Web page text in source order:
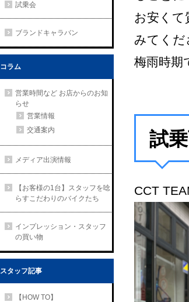
試乗会
ブランドキャラバン
コラム
営業時間など お店からのお知
らせ
営業情報
交通案内
メディア出演情報
【お客様の1台】スタッフを唸
らすこだわりのバイクたち
インプレッション・スタッフ
の買い物
スタッフ記事
【HOW TO】
お安くて
みてくだ
梅雨時期
試
CCT